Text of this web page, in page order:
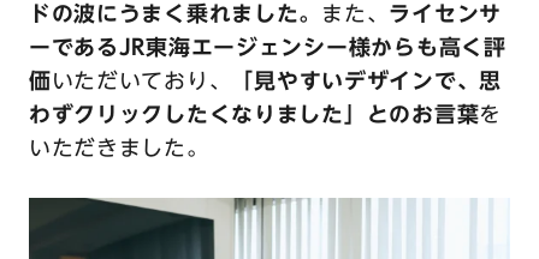
ドの波にうまく乗れました。 また、 ライセンサ
ーであるJR東海エージェンシー様からも高く評
価いただいており、
「見やすいデザインで、思
わずクリックしたくなりました」とのお言葉を
いただきました。